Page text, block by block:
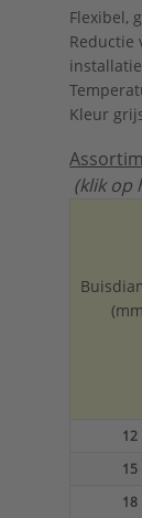
d0
Kleur:
Materiaal:
Merk:
Met
Vorm:
Flexibel,
Reductie
Kleur
(klik op
12
15
18